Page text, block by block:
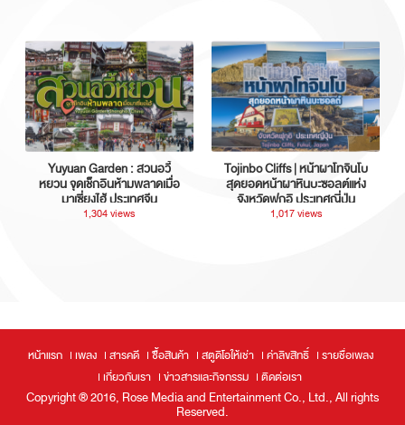
Yuyuan Garden : สวนอวี้
หยวน จุดเช็กอินห้ามพลาดเมื่อ
มาเซี่ยงไฮ้ ประเทศจีน
1,304 views
Tojinbo Cliffs | หน้าผาโทจินโบ
สุดยอดหน้าผาหินบะซอลต์แห่ง
จังหวัดฟุกุอิ ประเทศญี่ปุ่น
1,017 views
หน้าแรก เพลง สารคดี ซื้อสินค้า สตูดิโอให้เช่า ค่าลิขสิทธิ์
รายชื่อเพลง
เกี่ยวกับเรา
ข่าวสารและกิจกรรม ติดต่อเรา
Copyright ® 2016, Rose Media and Entertainment Co., Ltd., All rights
Reserved.